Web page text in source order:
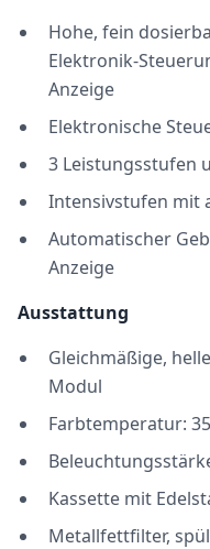
Hohe, fein
Elektronik-
Anzeige
Elektronische
3 Leistungsstufen
Intensivstufen mit
Automatischer
Anzeige
Ausstattung
Gleichmäßige,
Modul
Farbtemperatur:
Kassette mit
Metallfettfilter,